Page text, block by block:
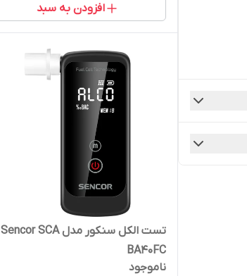
افزودن به سبد
تست الکل سنکور مدل Sencor SCA
BA40FC
ناموجود